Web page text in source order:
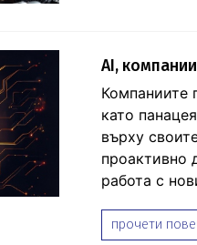
AI,
Компаниите
като
върху
проактивно
работа с
прочети